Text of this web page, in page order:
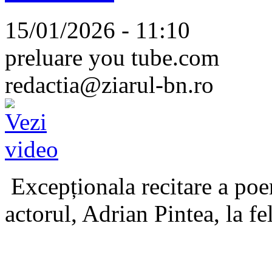
15/01/2026 - 11:10
preluare you tube.com
redactia@ziarul-bn.ro
Excepționala recitare a
actorul, Adrian Pintea, la